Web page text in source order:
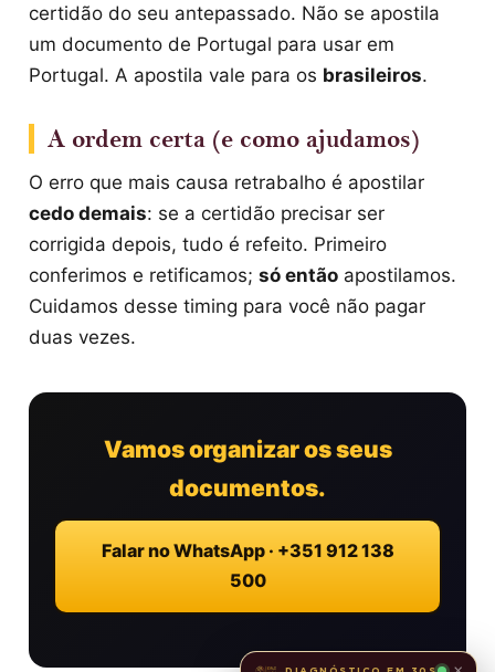
certidão do seu antepassado. Não se apostila
um documento de Portugal para usar em
Portugal. A apostila vale para os brasileiros.
A ordem certa (e como ajudamos)
O erro que mais causa retrabalho é apostilar
cedo demais: se a certidão precisar ser
corrigida depois, tudo é refeito. Primeiro
conferimos e retificamos; só então apostilamos.
Cuidamos desse timing para você não pagar
duas vezes.
Vamos organizar os seus
documentos.
Falar no WhatsApp · +351 912 138
500